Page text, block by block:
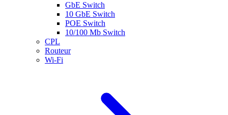
GbE Switch
10 GbE Switch
POE Switch
10/100 Mb Switch
CPL
Routeur
Wi-Fi